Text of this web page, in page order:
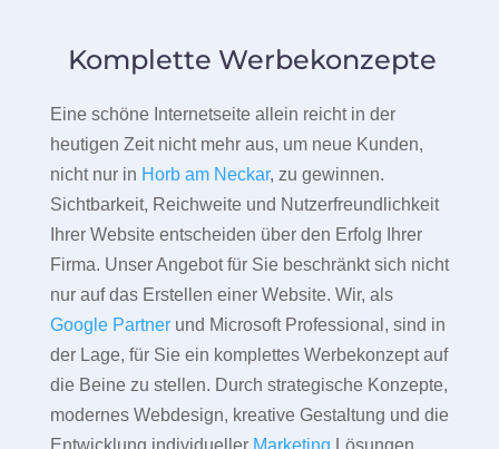
Komplette Werbekonzepte
Eine schöne Internetseite allein reicht in der
heutigen Zeit nicht mehr aus, um neue Kunden,
nicht nur in Horb am Neckar, zu gewinnen.
Sichtbarkeit, Reichweite und Nutzerfreundlichkeit
Ihrer Website entscheiden über den Erfolg Ihrer
Firma. Unser Angebot für Sie beschränkt sich nicht
nur auf das Erstellen einer Website. Wir, als
Google Partnerund Microsoft Professional, sind in
der Lage, für Sie ein komplettes Werbekonzept auf
die Beine zu stellen. Durch strategische Konzepte,
modernes Webdesign, kreative Gestaltung und die